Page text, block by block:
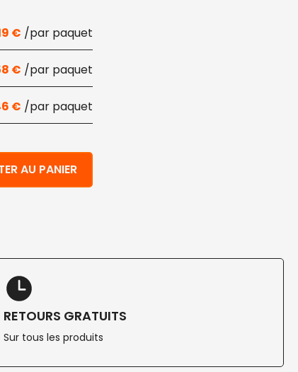
€
€
€
de cellulose et PLA ø cm 18 150 pcs
AU PANIER
RETOURS GRATUITS
Sur tous les produits